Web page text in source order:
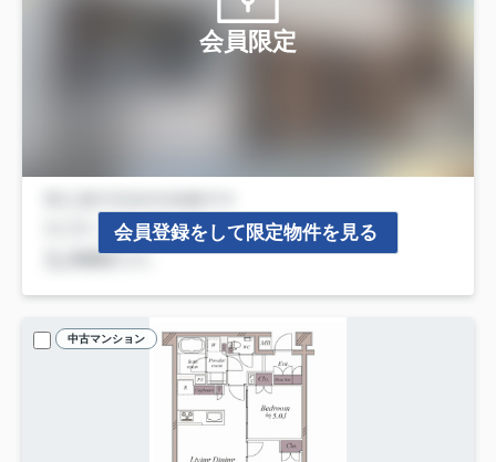
会員限定
会員登録をして限定物件を見る
中古マンション